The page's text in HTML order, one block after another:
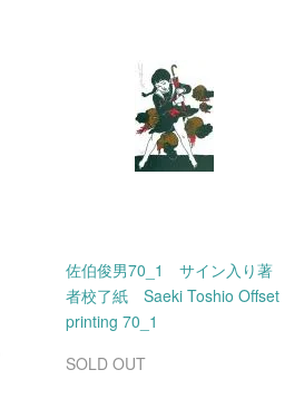
佐伯俊男70_1 サイン入り著
者校了紙 Saeki Toshio Offset
printing 70_1
SOLD OUT